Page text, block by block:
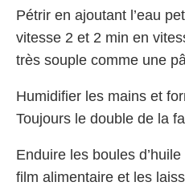
Pétrir en ajoutant l’eau
vitesse 2 et 2 min en
très souple comme une
Humidifier les mains et
Toujours le double de la
Enduire les boules
film alimentaire et les